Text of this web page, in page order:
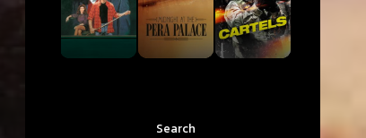
Search